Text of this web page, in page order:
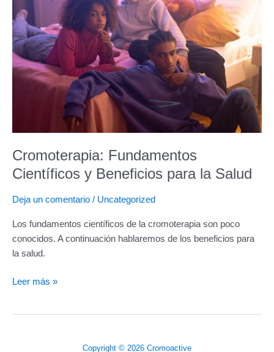
Cromoterapia: Fundamentos
Científicos y Beneficios para la Salud
Deja un comentario / Uncategorized
Los fundamentos científicos de la cromoterapia son poco
conocidos. A continuación hablaremos de los beneficios para
la salud.
y
Beneficios
para
Salud
Leer más »
Copyright © 2026 Cromoactive